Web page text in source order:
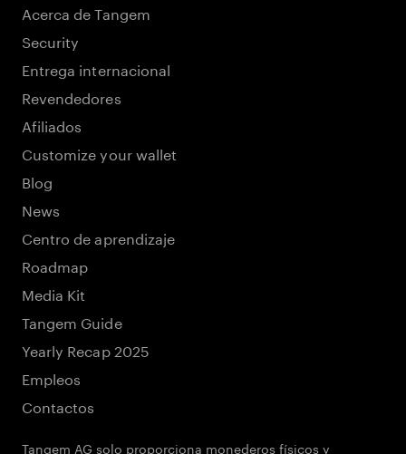
Acerca de Tangem
Security
Entrega internacional
Revendedores
Afiliados
Customize your wallet
Blog
News
Centro de aprendizaje
Roadmap
Media Kit
Tangem Guide
Yearly Recap 2025
Empleos
Contactos
Tangem AG solo proporciona monederos físicos y